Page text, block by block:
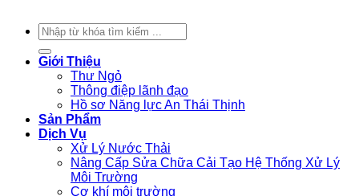
Tìm
kiếm:
Giới Thiệu
Thư Ngỏ
Thông điệp lãnh đạo
Hồ sơ Năng lực An Thái Thịnh
Sản Phẩm
Dịch Vụ
Xử Lý Nước Thải
Nâng Cấp Sửa Chữa Cải Tạo Hệ Thống Xử Lý
Môi Trường
Cơ khí môi trường